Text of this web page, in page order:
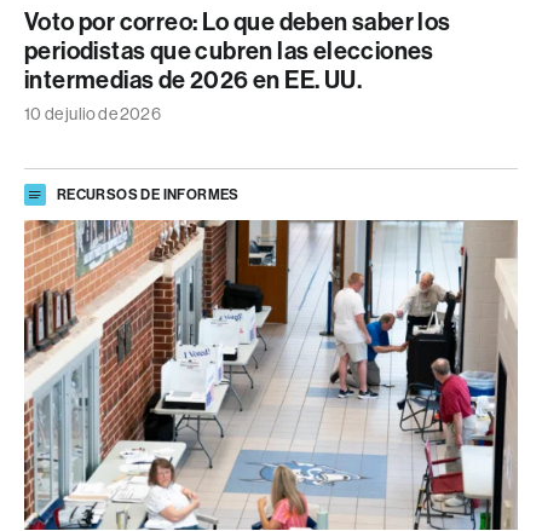
Voto por correo: Lo que deben saber los
periodistas que cubren las elecciones
intermedias de 2026 en EE. UU.
10 de julio de 2026
RECURSOS DE INFORMES